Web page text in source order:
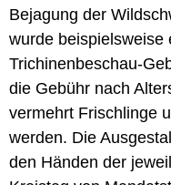
Bejagung der
wurde beispielsweise
Trichinenbeschau-
die Gebühr nach
vermehrt Frischlinge
werden. Die
den Händen der